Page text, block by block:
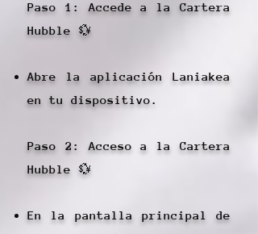
Paso 1: Accede a la Cartera
Hubble 💱
Abre la aplicación Laniakea
en tu dispositivo.
Paso 2: Acceso a la Cartera
Hubble 💱
En la pantalla principal de